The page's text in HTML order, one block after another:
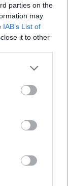
parties on the
may
IAB’s List of
it to other
Google
may click to
tags to
Google